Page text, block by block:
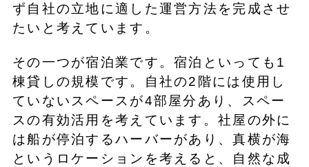
ず自社の立地に適した運営方法を完成させ
たいと考えています。
その一つが宿泊業です。宿泊といっても1
棟貸しの規模です。自社の2階には使用し
ていないスペースが4部屋分あり、スペー
スの有効活用を考えています。社屋の外に
は船が停泊するハーバーがあり、真横が海
というロケーションを考えると、自然な成